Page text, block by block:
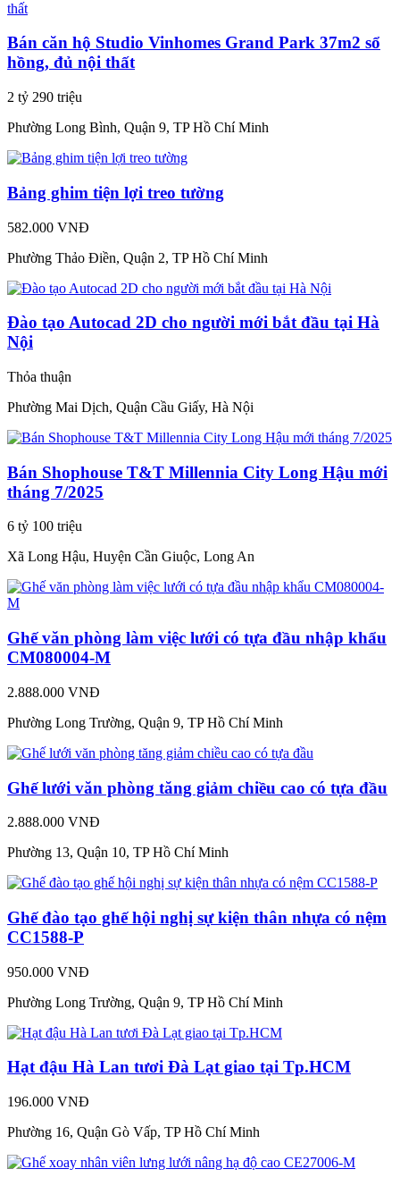
Bán căn hộ Studio Vinhomes Grand Park 37m2 sổ
hồng, đủ nội thất
2 tỷ 290 triệu
Phường Long Bình, Quận 9, TP Hồ Chí Minh
Bảng ghim tiện lợi treo tường
582.000 VNĐ
Phường Thảo Điền, Quận 2, TP Hồ Chí Minh
Đào tạo Autocad 2D cho người mới bắt đầu tại Hà
Nội
Thỏa thuận
Phường Mai Dịch, Quận Cầu Giấy, Hà Nội
Bán Shophouse T&T Millennia City Long Hậu mới
tháng 7/2025
6 tỷ 100 triệu
Xã Long Hậu, Huyện Cần Giuộc, Long An
Ghế văn phòng làm việc lưới có tựa đầu nhập khẩu
CM080004-M
2.888.000 VNĐ
Phường Long Trường, Quận 9, TP Hồ Chí Minh
Ghế lưới văn phòng tăng giảm chiều cao có tựa đầu
2.888.000 VNĐ
Phường 13, Quận 10, TP Hồ Chí Minh
Ghế đào tạo ghế hội nghị sự kiện thân nhựa có nệm
CC1588-P
950.000 VNĐ
Phường Long Trường, Quận 9, TP Hồ Chí Minh
Hạt đậu Hà Lan tươi Đà Lạt giao tại Tp.HCM
196.000 VNĐ
Phường 16, Quận Gò Vấp, TP Hồ Chí Minh